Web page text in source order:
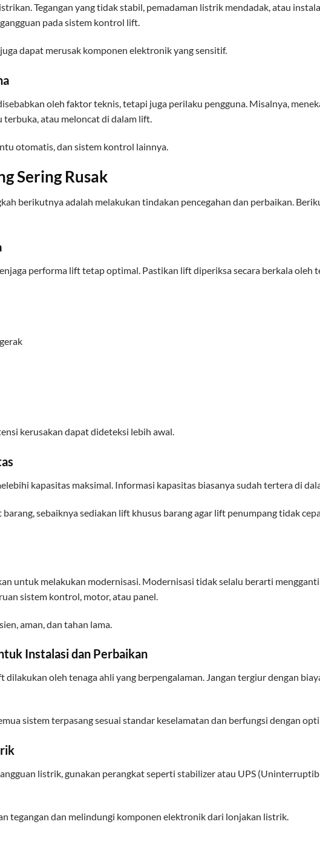
Tegangan yang tidak stabil, pemadaman listrik mendadak, atau
pada sistem kontrol lift.
dapat merusak komponen elektronik yang sensitif.
oleh faktor teknis, tetapi juga perilaku pengguna. Misalnya,
atau meloncat di dalam lift.
otomatis, dan sistem kontrol lainnya.
Sering Rusak
berikutnya adalah melakukan tindakan pencegahan dan perbaikan.
performa lift tetap optimal. Pastikan lift diperiksa secara berkala oleh
kerusakan dapat dideteksi lebih awal.
kapasitas maksimal. Informasi kapasitas biasanya sudah tertera di
sebaiknya sediakan lift khusus barang agar lift penumpang tidak
untuk melakukan modernisasi. Modernisasi tidak selalu berarti mengganti
sistem kontrol, motor, atau panel.
aman, dan tahan lama.
Instalasi dan Perbaikan
dilakukan oleh tenaga ahli yang berpengalaman. Jangan tergiur dengan
sistem terpasang sesuai standar keselamatan dan berfungsi dengan
listrik, gunakan perangkat seperti stabilizer atau UPS
tegangan dan melindungi komponen elektronik dari lonjakan listrik.